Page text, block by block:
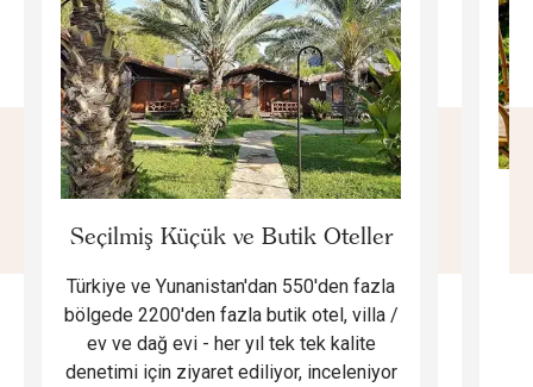
Seçilmiş Küçük ve Butik Oteller
Türkiye ve Yunanistan'dan 550'den fazla
bölgede 2200'den fazla butik otel, villa /
ev ve dağ evi - her yıl tek tek kalite
denetimi için ziyaret ediliyor, inceleniyor